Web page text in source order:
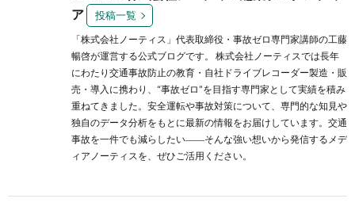
ア
投稿一覧
「株式会社ノーティス」代表取締役・事故ゼロ専門家講師の工藤
暢啓が運営する公式ブログです。 株式会社ノーティスでは長年
にわたり交通事故防止の教育・自社ドライブレコーダー製造・販
売・導入に携わり、“事故ゼロ”を目指す専門家として実績を積み
重ねてきました。安全運転や事故対策について、専門的な知見や
独自のデータ分析をもとに最新の情報をお届けしています。交通
事故を一件でも減らしたい――そんな強い想いから発信するメデ
ィアノーティスを、ぜひご活用ください。